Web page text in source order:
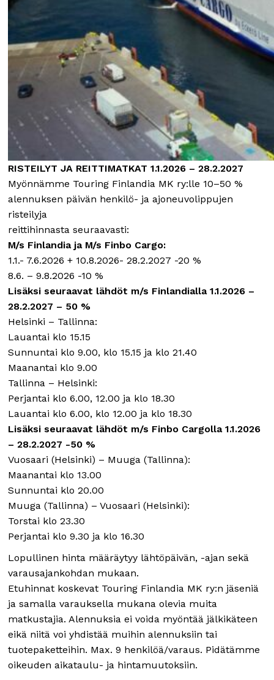
RISTEILYT JA REITTIMATKAT 1.1.2026 – 28.2.2027
Myönnämme Touring Finlandia MK ry:lle 10–50 %
alennuksen päivän henkilö- ja ajoneuvolippujen
risteilyja
reittihinnasta seuraavasti:
M/s Finlandia ja M/s Finbo Cargo:
1.1.- 7.6.2026 + 10.8.2026- 28.2.2027 -20 %
8.6. – 9.8.2026 -10 %
Lisäksi seuraavat lähdöt m/s Finlandialla 1.1.2026 –
28.2.2027 – 50 %
Helsinki – Tallinna:
Lauantai klo 15.15
Sunnuntai klo 9.00, klo 15.15 ja klo 21.40
Maanantai klo 9.00
Tallinna – Helsinki:
Perjantai klo 6.00, 12.00 ja klo 18.30
Lauantai klo 6.00, klo 12.00 ja klo 18.30
Lisäksi seuraavat lähdöt m/s Finbo Cargolla 1.1.2026
– 28.2.2027 -50 %
Vuosaari (Helsinki) – Muuga (Tallinna):
Maanantai klo 13.00
Sunnuntai klo 20.00
Muuga (Tallinna) – Vuosaari (Helsinki):
Torstai klo 23.30
Perjantai klo 9.30 ja klo 16.30
Lopullinen hinta määräytyy lähtöpäivän, -ajan sekä
varausajankohdan mukaan.
Etuhinnat koskevat Touring Finlandia MK ry:n jäseniä
ja samalla varauksella mukana olevia muita
matkustajia. Alennuksia ei voida myöntää jälkikäteen
eikä niitä voi yhdistää muihin alennuksiin tai
tuotepaketteihin. Max. 9 henkilöä/varaus. Pidätämme
oikeuden aikataulu- ja hintamuutoksiin.